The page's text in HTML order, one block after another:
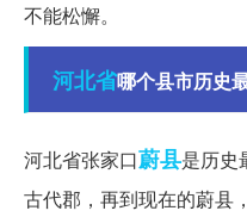
不能松懈。
河北省哪个县市历史
河北省张家口蔚县是历史
古代郡，再到现在的蔚县